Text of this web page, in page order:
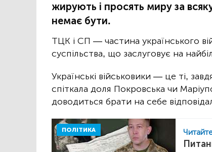
жирують і просять миру за
немає бути.
ТЦК і СП — частина українського
суспільства, що заслуговує на
Українські військовики — це ті,
спіткала доля Покровська чи
доводиться брати на себе
ПОЛІТИКА